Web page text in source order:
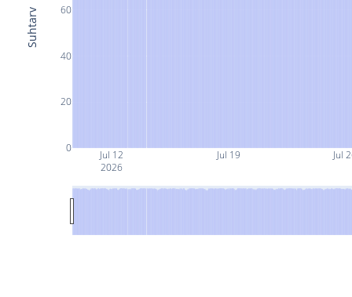
Jul 12
2026
Jul 19 Jul
0
20
40
60
Suhtarv